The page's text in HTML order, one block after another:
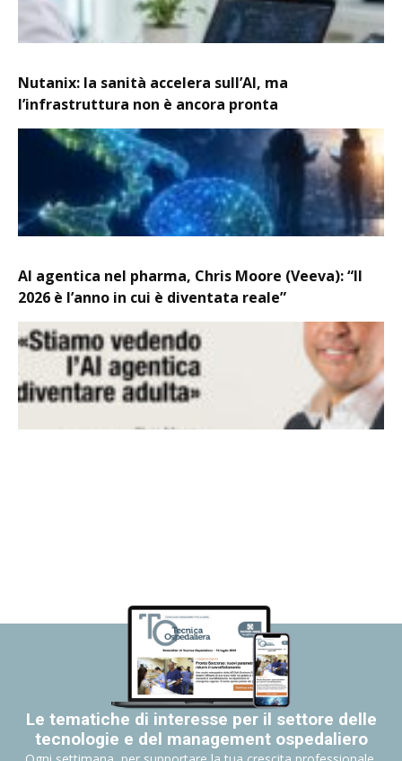
Nutanix: la sanità accelera sull’AI, ma
l’infrastruttura non è ancora pronta
AI agentica nel pharma, Chris Moore (Veeva): “Il
2026 è l’anno in cui è diventata reale”
Le tematiche di interesse per il settore delle
tecnologie e del management ospedaliero